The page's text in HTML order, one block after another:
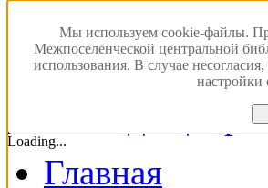
Мы используем cookie-файлы.
Межпоселенческой центральной
использования. В случае
настройки
Loading...
Главная